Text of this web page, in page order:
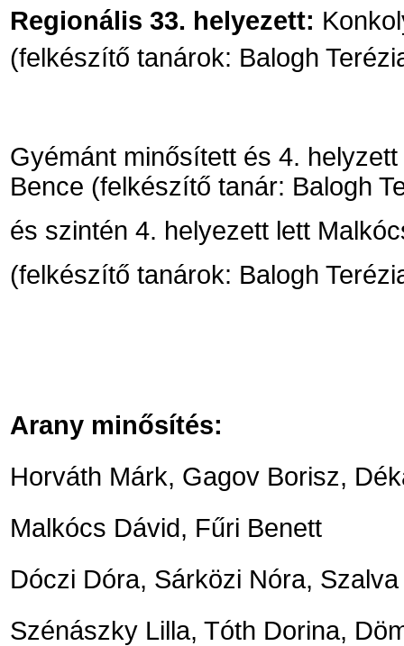
Regionális 33. helyezett:
(felkészítő tanárok: Balogh
Gyémánt minősített és 4.
Bence (felkészítő tanár: Balogh
és szintén 4. helyezett lett
(felkészítő tanárok: Balogh
Arany minősítés:
Horváth Márk, Gagov Borisz,
Malkócs Dávid, Fűri Benett
Dóczi Dóra, Sárközi Nóra,
Szénászky Lilla, Tóth Dorina,